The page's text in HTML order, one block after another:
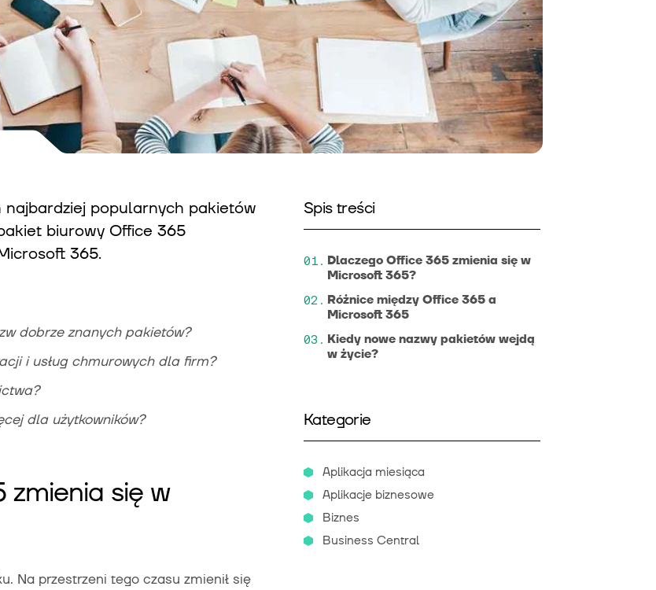
popularnych pakietów
biurowy Office 365
365.
dobrze znanych pakietów?
i usług chmurowych dla firm?
dla użytkowników?
zmienia się w
Na przestrzeni tego czasu zmienił się
Spis treści
Dlaczego Office 365 zmienia się w
Microsoft 365?
Różnice między Office 365 a
Microsoft 365
Kiedy nowe nazwy pakietów wejdą
w życie?
Kategorie
Aplikacja miesiąca
Aplikacje biznesowe
Biznes
Business Central